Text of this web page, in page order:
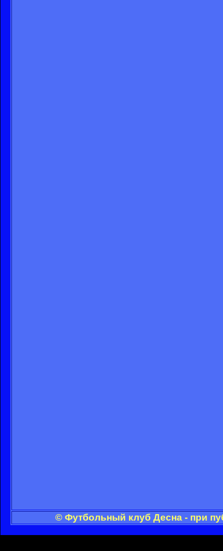
© Футбольный клуб Десна - при